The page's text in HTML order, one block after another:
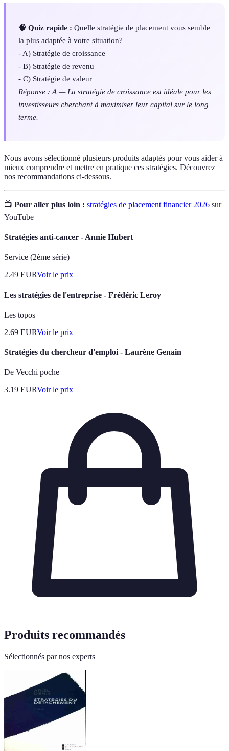
🧠 Quiz rapide : Quelle stratégie de placement vous semble
la plus adaptée à votre situation?
- A) Stratégie de croissance
- B) Stratégie de revenu
- C) Stratégie de valeur
Réponse : A — La stratégie de croissance est idéale pour les
investisseurs cherchant à maximiser leur capital sur le long
terme.
Nous avons sélectionné plusieurs produits adaptés pour vous aider à
mieux comprendre et mettre en pratique ces stratégies. Découvrez
nos recommandations ci-dessous.
📺 Pour aller plus loin : stratégies de placement financier 2026 sur
YouTube
Stratégies anti-cancer - Annie Hubert
Service (2ème série)
2.49 EURVoir le prix
Les stratégies de l'entreprise - Frédéric Leroy
Les topos
2.69 EURVoir le prix
Stratégies du chercheur d'emploi - Laurène Genain
De Vecchi poche
3.19 EURVoir le prix
Produits recommandés
Sélectionnés par nos experts